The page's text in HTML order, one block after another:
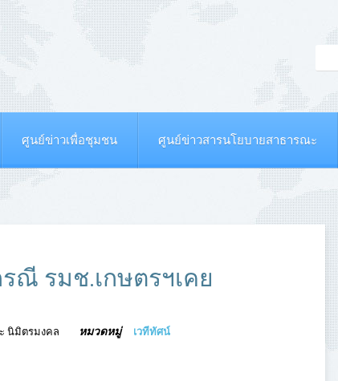
ศูนย์ข่าวเพื่อชุมชน ศูนย์ข่าวสารนโยบายสาธารณะ
ณี รมช.เกษตรฯเคย
นิมิตรมงคล หมวดหมู่ เวทีทัศน์